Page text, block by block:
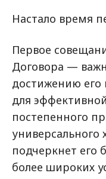
Настало время
Первое
Договора —
достижению его
для
постепенного
универсального
подчеркнет его
более широких